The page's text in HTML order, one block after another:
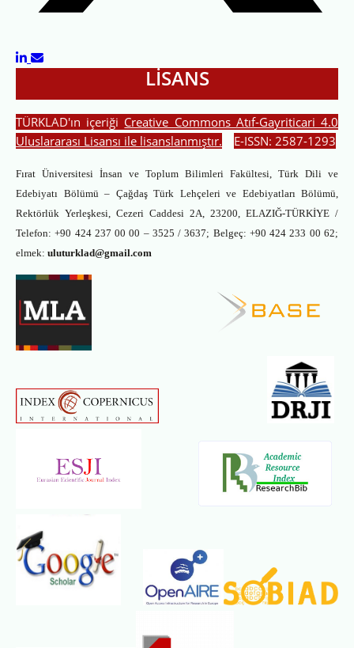
LİSANS
TÜRKLAD'ın içeriği Creative Commons Atıf-Gayriticari 4.0
Uluslararası Lisansı ile lisanslanmıştır. E-ISSN: 2587-1293
Fırat Üniversitesi İnsan ve Toplum Bilimleri Fakültesi, Türk Dili ve
Edebiyatı Bölümü – Çağdaş Türk Lehçeleri ve Edebiyatları Bölümü,
Rektörlük Yerleşkesi, Cezeri Caddesi 2A, 23200, ELAZIĞ-TÜRKİYE /
Telefon: +90 424 237 00 00 – 3525 / 3637; Belgeç: +90 424 233 00 62;
elmek: uluturklad@gmail.com